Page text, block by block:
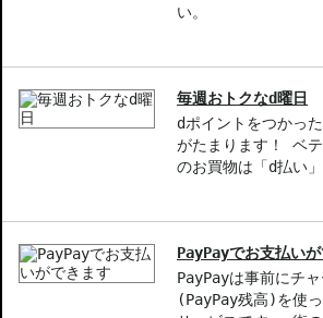
ざいませんのでご安心ください。
JAN/UPC：887167519299
い。
毎週おトクなd曜日
dポイントをつかっ
がたまります！ ベ
のお買物は「d払い」
PayPayでお支払い
PayPayは事前にチ
(PayPay残高)を使